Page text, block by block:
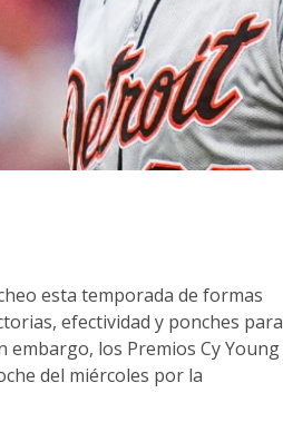
esta temporada de formas
efectividad y ponches para
los Premios Cy Young
del miércoles por la